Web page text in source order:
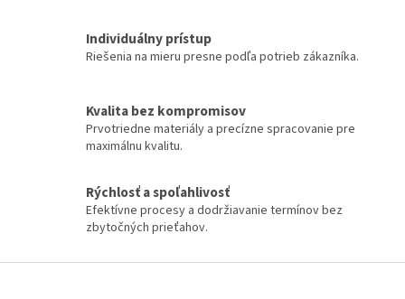
c
i
r
v
ý
p
i
u
a
n
i
Individuálny prístup
Riešenia na mieru presne podľa potrieb zákazníka.
Kvalita bez kompromisov
Prvotriedne materiály a precízne spracovanie pre
maximálnu kvalitu.
Rýchlosť a spoľahlivosť
Efektívne procesy a dodržiavanie termínov bez
zbytočných prieťahov.